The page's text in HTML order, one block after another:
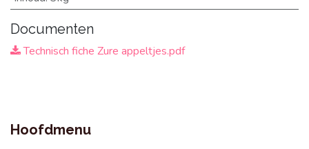
Documenten
Technisch fiche Zure appeltjes.pdf
Hoofdmenu